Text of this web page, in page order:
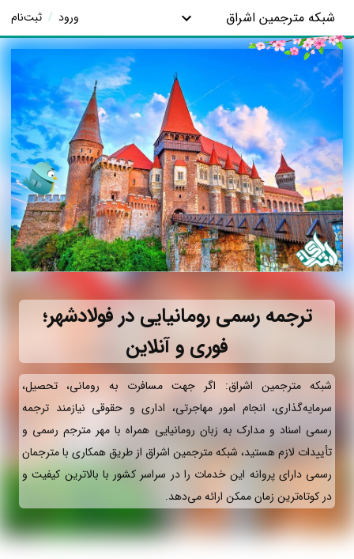
شبکه مترجمین اشراق ورود / ثبت‌نام
ترجمه رسمی رومانیایی در فولادشهر؛
فوری و آنلاین
شبکه مترجمین اشراق: اگر جهت مسافرت به رومانی، تحصیل،
سرمایه‌گذاری، انجام امور مهاجرتی، اداری و حقوقی نیازمند ترجمه
رسمی اسناد و مدارک به زبان رومانیایی همراه با مهر مترجم رسمی و
تأییدات لازم هستید، شبکه مترجمین اشراق از طریق همکاری با مترجمان
رسمی دارای پروانه این خدمات را در سراسر کشور با بالاترین کیفیت و
در کوتاه‌ترین زمان ممکن ارائه می‌دهد.